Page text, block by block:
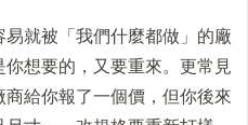
就被「我們什麼都做」的廠
想要的，又要重來。更常見
給你報了一個價，但你後來